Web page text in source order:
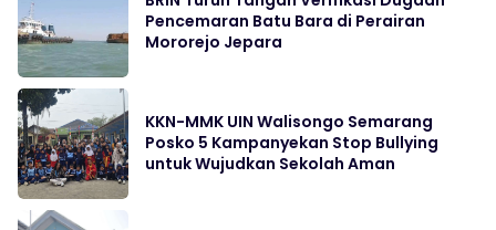
Pencemaran Batu Bara di Perairan
Mororejo Jepara
KKN-MMK UIN Walisongo Semarang
Posko 5 Kampanyekan Stop Bullying
untuk Wujudkan Sekolah Aman